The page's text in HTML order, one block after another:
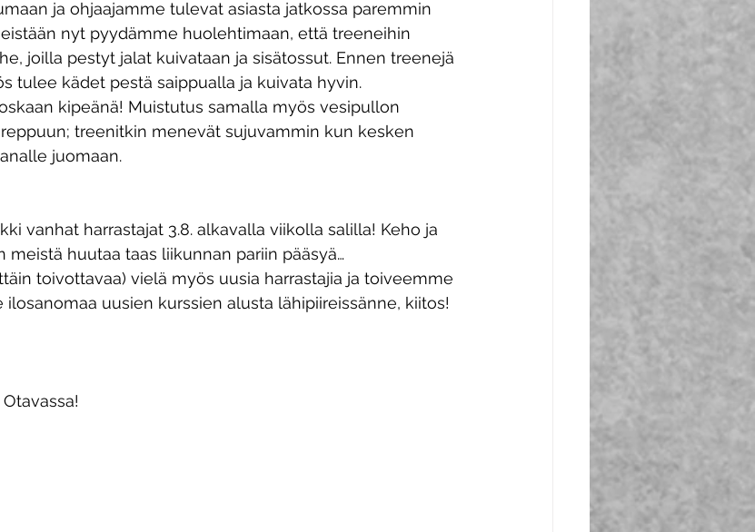
ja ohjaajamme tulevat asiasta jatkossa paremmin
nyt pyydämme huolehtimaan, että treeneihin
joilla pestyt jalat kuivataan ja sisätossut. Ennen treenejä
tulee kädet pestä saippualla ja kuivata hyvin.
kipeänä! Muistutus samalla myös vesipullon
treenitkin menevät sujuvammin kun kesken
juomaan.
vanhat harrastajat 3.8. alkavalla viikolla salilla! Keho ja
huutaa taas liikunnan pariin pääsyä…
toivottavaa) vielä myös uusia harrastajia ja toiveemme
uusien kurssien alusta lähipiireissänne, kiitos!